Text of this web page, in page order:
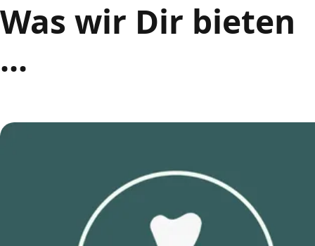
Was wir Dir bieten
...